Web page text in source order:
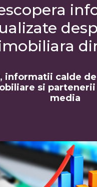
informatii calde
si partenerii
media